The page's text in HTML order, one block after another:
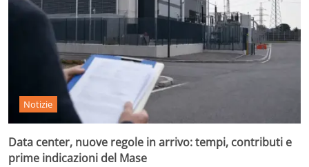
Notizie
Data center, nuove regole in arrivo: tempi, contributi e
prime indicazioni del Mase